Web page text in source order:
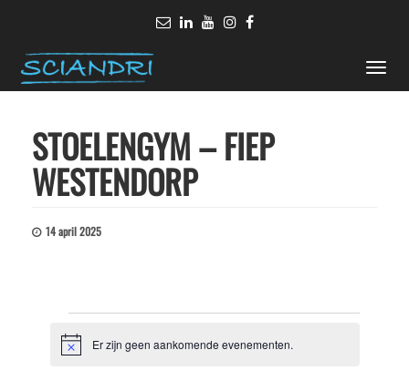
Toggle
STOELENGYM – FIEP
WESTENDORP
14 april 2025
Evenementen
BerichtEr zijn geen aankomende evenementen.